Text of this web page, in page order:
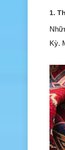
1.
Kỳ.